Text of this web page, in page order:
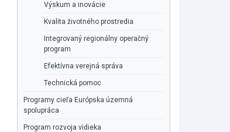
Výskum a inovácie
Kvalita životného prostredia
Integrovaný regionálny operačný
program
Efektívna verejná správa
Technická pomoc
Programy cieľa Európska územná
spolupráca
Program rozvoja vidieka